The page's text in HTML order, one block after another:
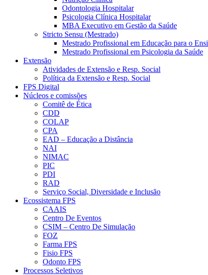
Odontologia Hospitalar
Psicologia Clínica Hospitalar
MBA Executivo em Gestão da Saúde
Stricto Sensu (Mestrado)
Mestrado Profissional em Educação para o
Mestrado Profissional em Psicologia da Saúde
Extensão
Atividades de Extensão e Resp. Social
Política da Extensão e Resp. Social
FPS Digital
Núcleos e comissões
Comitê de Ética
CDD
COLAP
CPA
EAD – Educação a Distância
NAI
NIMAC
PIC
PDI
RAD
Serviço Social, Diversidade e Inclusão
Ecossistema FPS
CAAIS
Centro De Eventos
CSIM – Centro De Simulação
FOZ
Farma FPS
Fisio FPS
Odonto FPS
Processos Seletivos